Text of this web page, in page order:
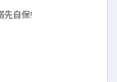
先自保!